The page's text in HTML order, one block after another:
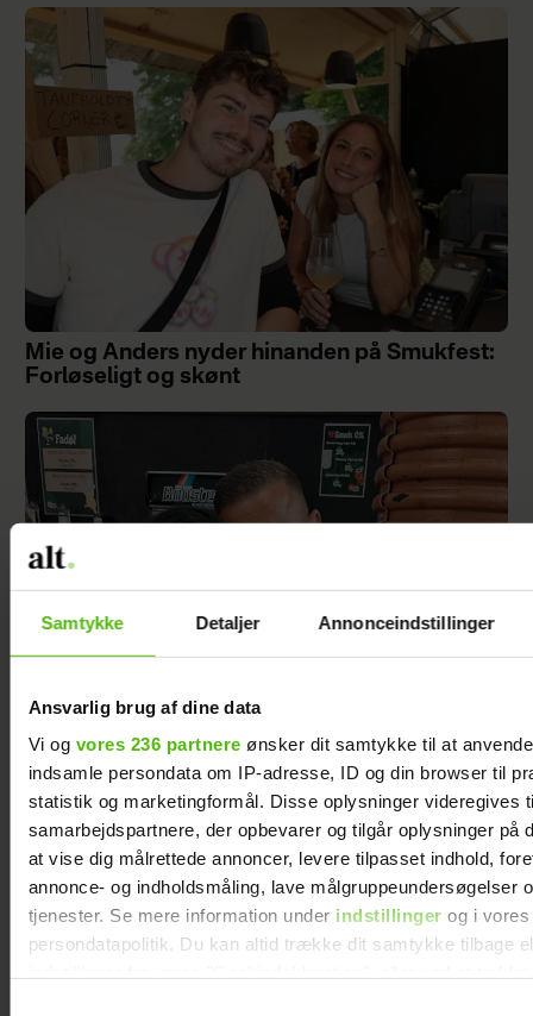
Samtykke Detaljer Annonceindstillinger
Ansvarlig brug af dine data
Vi og vores 236 partnere ønsker dit samtykke til at
indsamle persondata om IP-adresse, ID og din browser til
statistik og marketingformål. Disse oplysninger videregives
samarbejdspartnere, der opbevarer og tilgår oplysninger på
at vise dig målrettede annoncer, levere tilpasset indhold,
annonce- og indholdsmåling, lave målgruppeundersøgelser
tjenester. Se mere information under indstillinger og i vores
persondatapolitik. Du kan altid trække dit samtykke tilbage
Mie og Anders nyder hinanden på Smukfest:
Forløseligt og skønt
Romantik på Smukfest: Sådan scorede
Christel kæresten